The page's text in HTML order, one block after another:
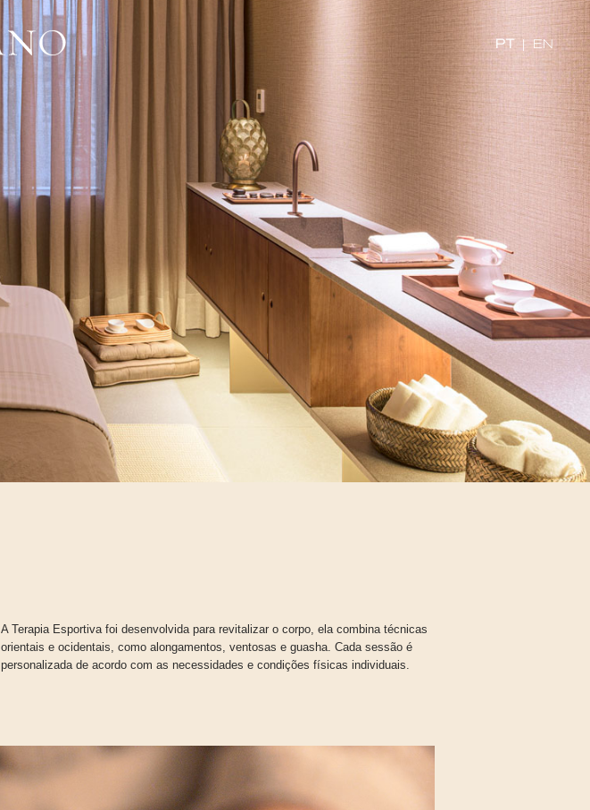
PT EN
A Terapia Esportiva foi desenvolvida para revitalizar o corpo, ela combina técnicas
orientais e ocidentais, como alongamentos, ventosas e guasha. Cada sessão é
personalizada de acordo com as necessidades e condições físicas individuais.